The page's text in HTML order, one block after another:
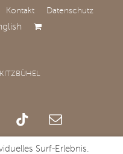
Kontakt
Datenschutz
KITZBÜHEL
Surf-Erlebnis.